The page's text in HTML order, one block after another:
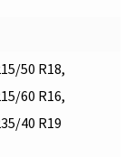
50 R18,
60 R16,
40 R19